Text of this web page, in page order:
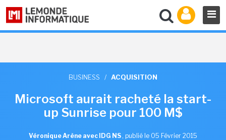
BUSINESS / ACQUISITION
Microsoft aurait racheté la start-
up Sunrise pour 100 M$
Véronique Arène avec IDG NS , publié le 05 Février 2015